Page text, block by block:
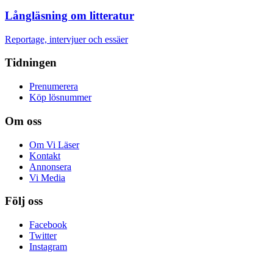
Långläsning om litteratur
Reportage, intervjuer och essäer
Tidningen
Prenumerera
Köp lösnummer
Om oss
Om Vi Läser
Kontakt
Annonsera
Vi Media
Följ oss
Facebook
Twitter
Instagram